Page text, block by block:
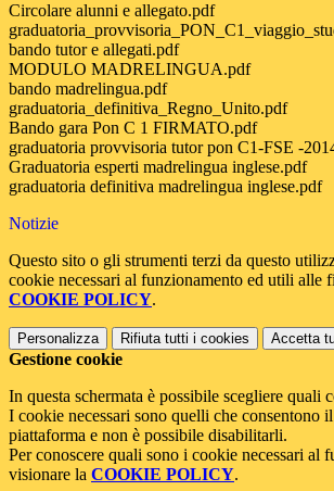
Circolare alunni e allegato.pdf
bando tutor e allegati.pdf
MODULO MADRELINGUA.pdf
bando madrelingua.pdf
graduatoria_definitiva_Regno_Unito.pdf
Bando gara Pon C 1 FIRMATO.pdf
graduatoria provvisoria tutor pon C1-FSE -
Graduatoria esperti madrelingua inglese.pdf
graduatoria definitiva madrelingua inglese.pdf
Notizie
Questo sito o gli strumenti terzi da questo
cookie necessari al funzionamento ed utili alle
COOKIE POLICY.
Personalizza Rifiuta tutti i cookies Accetta
Gestione cookie
In questa schermata è possibile scegliere quali
I cookie necessari sono quelli che consentono
piattaforma e non è possibile disabilitarli.
Per conoscere quali sono i cookie necessari al
visionare la COOKIE POLICY.